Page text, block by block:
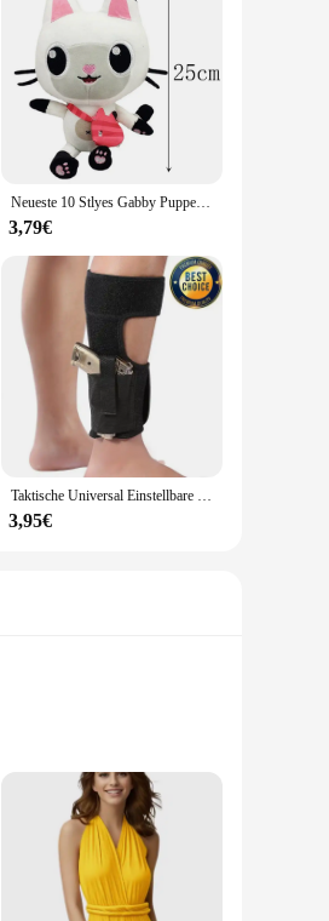
a comprehensive range of
application makes it
to work seamlessly
clients or viewers are
suits your mood or the
ensuring that your eye
to create stunning,
Neueste 10 Stlyes Gabby Puppenhaus Plüschtier Mercat Cartoon Kuscheltiere Meerjungfrau Katze Plüschpuppe Kindergeburtstag Weihnachtsgeschenke
3,79€
Taktische Universal Einstellbare Verdeckte Schwarz Tragen Knöchel Bein Pistole Schießen Pistole Holster Jagd Zubehör
3,95€
or looking to add a subtle
addition to your